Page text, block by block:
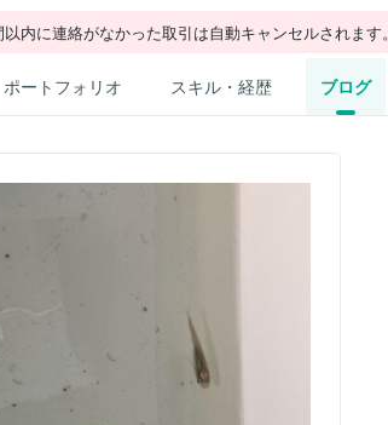
内に連絡がなかった取引は自動キャンセルされます。
ポートフォリオ スキル・経歴 ブログ